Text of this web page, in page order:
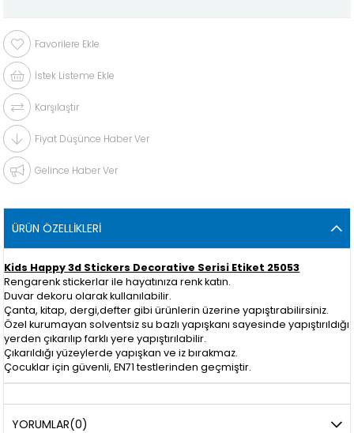
Favorilere Ekle
İstek Listeme Ekle
Karşılaştır
Fiyat Düşünce Haber Ver
Gelince Haber Ver
ÜRÜN ÖZELLIKLERI
Kids Happy 3d Stickers Decorative Serisi Etiket 25053
Rengarenk stickerlar ile hayatınıza renk katın.
Duvar dekoru olarak kullanılabilir.
Çanta, kitap, dergi,defter gibi ürünlerin üzerine yapıştırabilirsiniz.
Özel kurumayan solventsiz su bazlı yapışkanı sayesinde yapıştırıldığı
yerden çıkarılıp farklı yere yapıştırılabilir.
Çıkarıldığı yüzeylerde yapışkan ve iz bırakmaz.
Çocuklar için güvenli, EN71 testlerinden geçmiştir.
YORUMLAR(0)